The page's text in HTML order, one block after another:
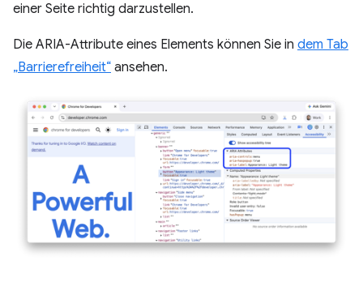
einer Seite richtig darzustellen.
Die ARIA-Attribute eines Elements können Sie in dem Tab
„Barrierefreiheit“ ansehen.